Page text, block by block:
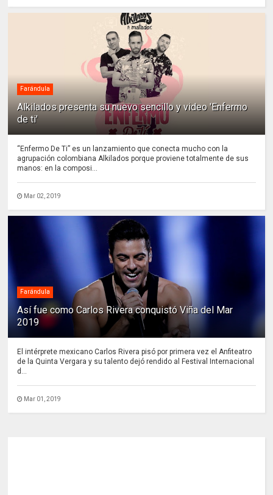
Farándula
Alkilados presenta su nuevo sencillo y video 'Enfermo
de ti'
“Enfermo De Ti” es un lanzamiento que conecta mucho con la
agrupación colombiana Alkilados porque proviene totalmente de sus
manos: en la composi...
Mar 02, 2019
Farándula
Así fue como Carlos Rivera conquistó Viña del Mar
2019
El intérprete mexicano Carlos Rivera pisó por primera vez el Anfiteatro
de la Quinta Vergara y su talento dejó rendido al Festival Internacional
d...
Mar 01, 2019